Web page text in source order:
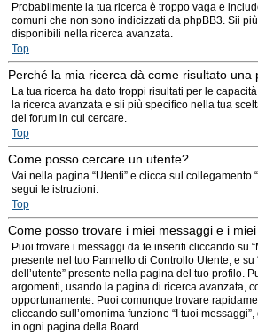
Probabilmente la tua ricerca è troppo vaga e
comuni che non sono indicizzati da phpBB3. Sii
disponibili nella ricerca avanzata.
Top
Perché la mia ricerca dà come risultato una
La tua ricerca ha dato troppi risultati per le
la ricerca avanzata e sii più specifico nella tua
dei forum in cui cercare.
Top
Come posso cercare un utente?
Vai nella pagina “Utenti” e clicca sul collegamento
segui le istruzioni.
Top
Come posso trovare i miei messaggi e i
Puoi trovare i messaggi da te inseriti cliccando su
presente nel tuo Pannello di Controllo Utente, e su
dell’utente” presente nella pagina del tuo profilo.
argomenti, usando la pagina di ricerca avanzata,
opportunamente. Puoi comunque trovare
cliccando sull’omonima funzione “I tuoi
in ogni pagina della Board.